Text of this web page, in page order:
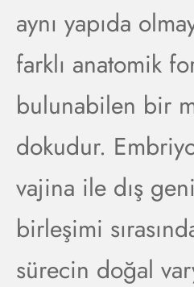
aynı yapıda
farklı anatomik
bulunabilen bir
dokudur.
vajina ile dış
birleşimi
sürecin doğal